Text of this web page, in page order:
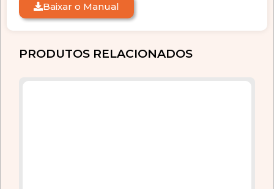
Baixar o Manual
PRODUTOS RELACIONADOS